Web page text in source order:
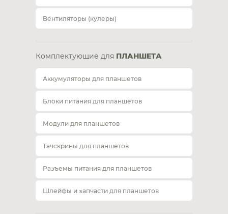
Вентиляторы (кулеры)
Комплектующие для ПЛАНШЕТА
Аккумуляторы для планшетов
Блоки питания для планшетов
Модули для планшетов
Тачскрины для планшетов
Разъемы питания для планшетов
Шлейфы и запчасти для планшетов